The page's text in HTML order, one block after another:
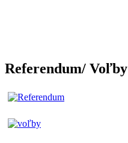
Referendum/ Voľby